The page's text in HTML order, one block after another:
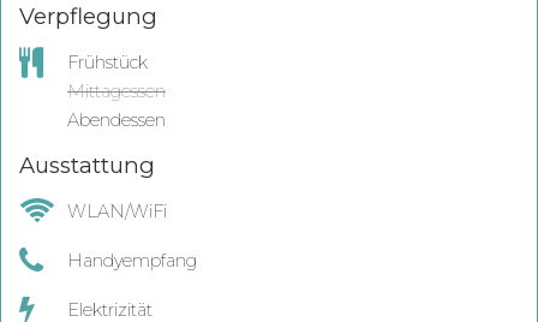
Verpflegung
Frühstück
Mittagessen
Abendessen
Ausstattung
WLAN/WiFi
Handyempfang
Elektrizität